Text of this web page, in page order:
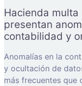
Hacienda
presentan
contabilidad y
Anomalías en la
y ocultación de
más frecuentes que